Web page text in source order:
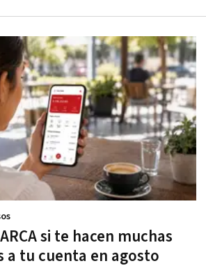
si te hacen muchas
a tu cuenta en agosto